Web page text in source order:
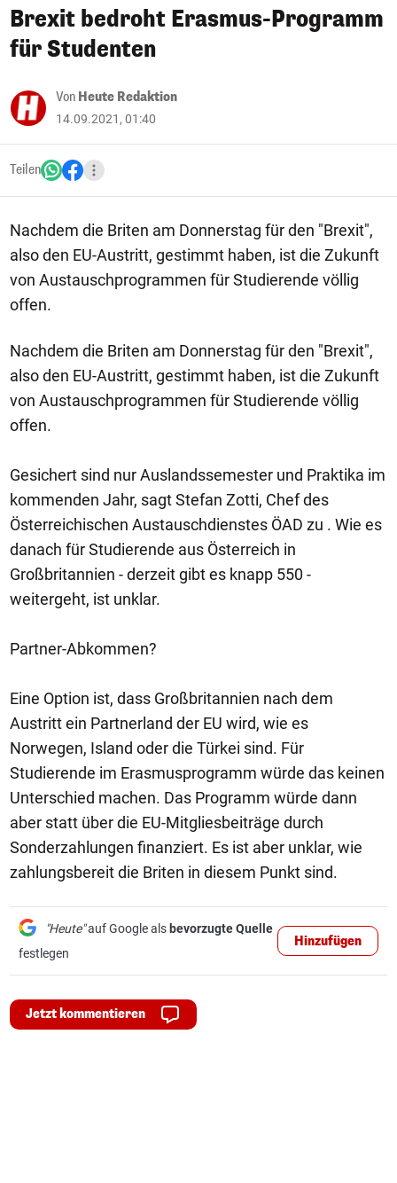
Brexit bedroht Erasmus-Programm
für Studenten
Von Heute Redaktion
14.09.2021, 01:40
Teilen
Nachdem die Briten am Donnerstag für den "Brexit",
also den EU-Austritt, gestimmt haben, ist die Zukunft
von Austauschprogrammen für Studierende völlig
offen.
Nachdem die Briten am Donnerstag für den "Brexit",
also den EU-Austritt, gestimmt haben, ist die Zukunft
von Austauschprogrammen für Studierende völlig
offen.
Gesichert sind nur Auslandssemester und Praktika im
kommenden Jahr, sagt Stefan Zotti, Chef des
Österreichischen Austauschdienstes ÖAD zu . Wie es
danach für Studierende aus Österreich in
Großbritannien - derzeit gibt es knapp 550 -
weitergeht, ist unklar.
Partner-Abkommen?
Eine Option ist, dass Großbritannien nach dem
Austritt ein Partnerland der EU wird, wie es
Norwegen, Island oder die Türkei sind. Für
Studierende im Erasmusprogramm würde das keinen
Unterschied machen. Das Programm würde dann
aber statt über die EU-Mitgliesbeiträge durch
Sonderzahlungen finanziert. Es ist aber unklar, wie
zahlungsbereit die Briten in diesem Punkt sind.
"Heute"auf Google als bevorzugte Quelle
festlegen
Hinzufügen
Jetzt kommentieren